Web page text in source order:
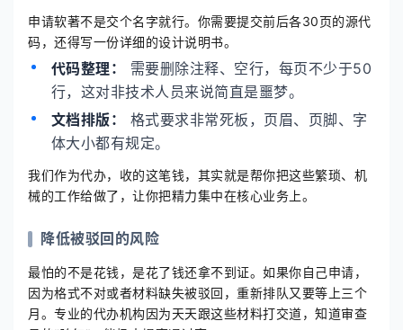
申请软著不是交个名字就行。你需要提交前后各30页的源代
码，还得写一份详细的设计说明书。
代码整理：
需要删除注释、空行，每页不少于50
行，这对非技术人员来说简直是噩梦。
文档排版：
格式要求非常死板，页眉、页脚、字
体大小都有规定。
我们作为代办，收的这笔钱，其实就是帮你把这些繁琐、机
械的工作给做了，让你把精力集中在核心业务上。
降低被驳回的风险
最怕的不是花钱，是花了钱还拿不到证。如果你自己申请，
因为格式不对或者材料缺失被驳回，重新排队又要等上三个
月。专业的代办机构因为天天跟这些材料打交道，知道审查